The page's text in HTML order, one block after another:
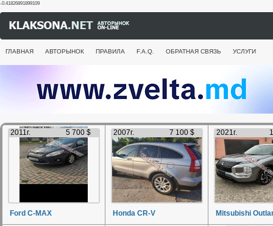
-0.41826891899109
ГЛАВНАЯ АВТОРЫНОК ПРАВИЛА F.A.Q. ОБРАТНАЯ СВЯЗЬ УСЛУГИ
2011г. 5 700 $
Ford C-MAX
2007г. 7 100 $
Honda CR-V
2021г.
Mitsubishi